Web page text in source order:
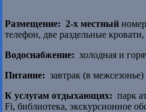
Размещение: 2-х местный номер
телефон, две раздельные кровати,
Водоснабжение: холодная и
Питание: завтрак (в
К услугам отдыхающих: парк
Fi, библиотека, экскурсионное